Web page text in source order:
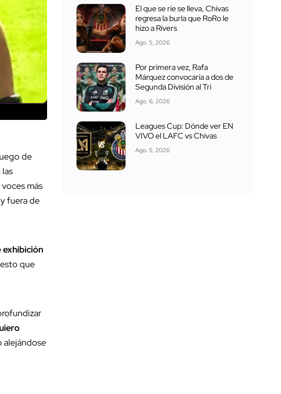
de
las
más
fuera de
exhibición
que
alejándose
El que se ríe se lleva, Chivas
regresa la burla que RoRo le
hizo a Rivers
Ago. 5, 2026
Por primera vez, Rafa
Márquez convocaría a dos de
Segunda División al Tri
Ago. 6, 2026
Leagues Cup: Dónde ver EN
VIVO el LAFC vs Chivas
Ago. 5, 2026